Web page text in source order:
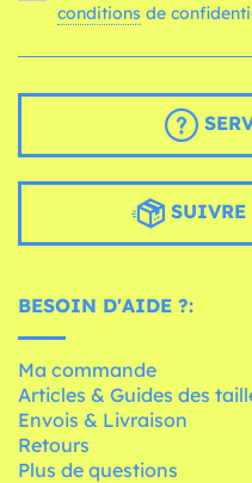
conditions de
SUIVRE
BESOIN D'AIDE ?:
Ma commande
Articles & Guides des
Envois & Livraison
Retours
Plus de questions